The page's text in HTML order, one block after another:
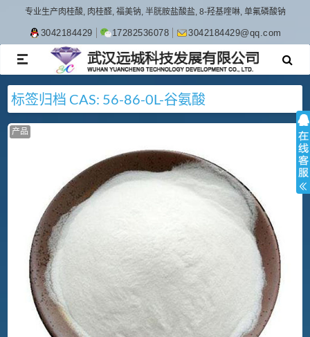
专业生产肉桂酸, 肉桂醛, 福美钠, 半胱胺盐酸盐, 8-羟基喹啉, 单氟磷酸钠
3042184429 17282536078 3042184429@qq.com
TOGGLE
NAVIGATION
标签归档 CAS: 56-86-0L-谷氨酸
产品